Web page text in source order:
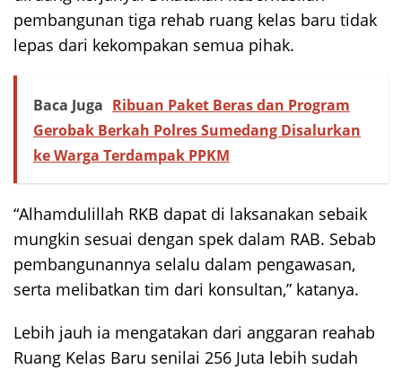
pembangunan tiga rehab ruang kelas baru tidak
lepas dari kekompakan semua pihak.
Baca Juga Ribuan Paket Beras dan Program
Gerobak Berkah Polres Sumedang Disalurkan
ke Warga Terdampak PPKM
“Alhamdulillah RKB dapat di laksanakan sebaik
mungkin sesuai dengan spek dalam RAB. Sebab
pembangunannya selalu dalam pengawasan,
serta melibatkan tim dari konsultan,” katanya.
Lebih jauh ia mengatakan dari anggaran reahab
Ruang Kelas Baru senilai 256 Juta lebih sudah